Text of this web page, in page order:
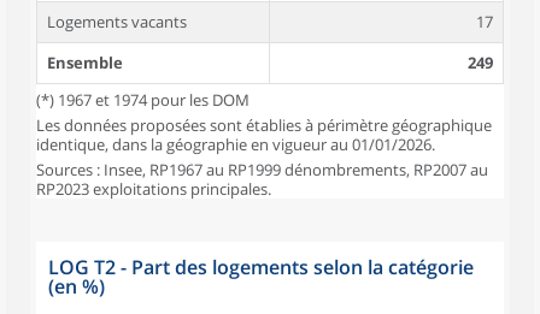
Logements vacants
17
Ensemble
249
(*) 1967 et 1974 pour les DOM
Les données proposées sont établies à périmètre géographique
identique, dans la géographie en vigueur au 01/01/2026.
Sources : Insee, RP1967 au RP1999 dénombrements, RP2007 au
RP2023 exploitations principales.
LOG T2 - Part des logements selon la catégorie
(en %)